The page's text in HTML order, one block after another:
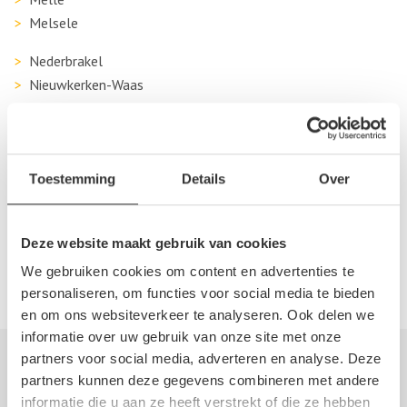
Toestemming Details Over
Deze website maakt gebruik van cookies
We gebruiken cookies om content en advertenties te
personaliseren, om functies voor social media te bieden
en om ons websiteverkeer te analyseren. Ook delen we
informatie over uw gebruik van onze site met onze
partners voor social media, adverteren en analyse. Deze
partners kunnen deze gegevens combineren met andere
informatie die u aan ze heeft verstrekt of die ze hebben
Melsele
Nederbrakel
Nieuwkerken-Waas
Sint-Niklaas
Temse
Wetteren
Zaffelare
Zele
Autosloperij informatie